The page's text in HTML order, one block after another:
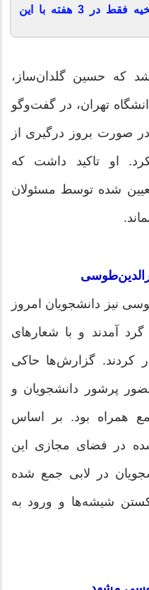
کاهش چشمگیر جای زخم و بخیه فقط در 3 هفته با این
که حسین گلدان‌ساز،
تهران، در گفت‌و‌گو
در صورت بروز درگیری از
او تاکید داشت که
شده توسط مسئولان
نیز دانشجویان امروز
آمدند و با شعار‌های
کردند. گزارش‌ها حاکی
پرشور دانشجویان و
همراه بود. بر اساس
در فضای مجازی این
در لابی جمع شده
شیشه‌ها و ورود به